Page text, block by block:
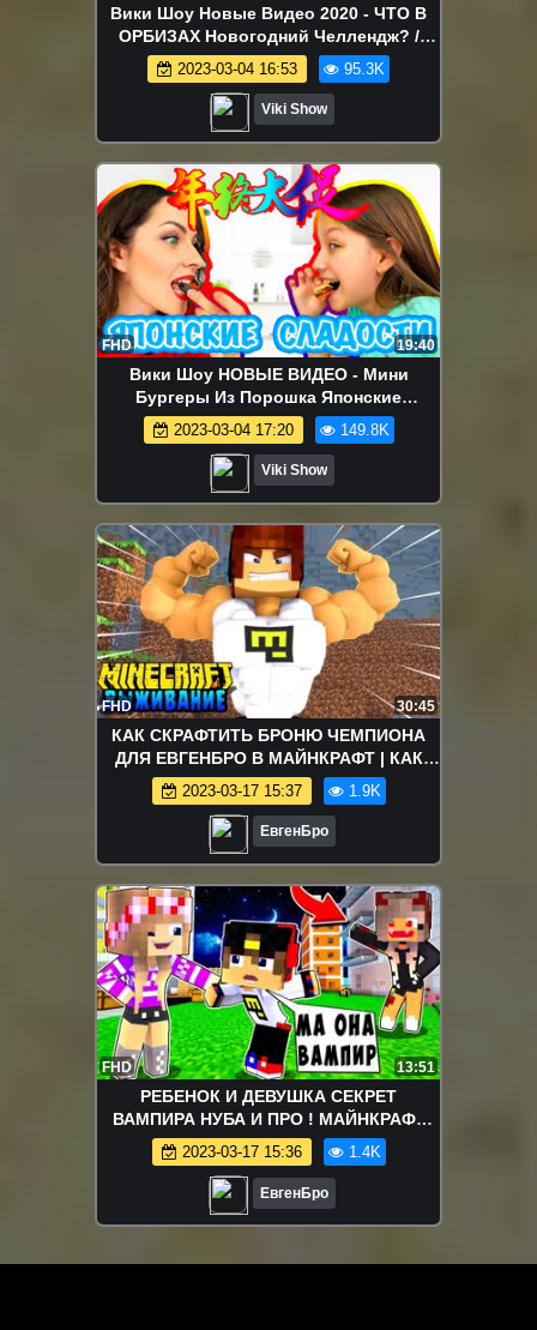
Вики Шоу Новые Видео 2020 - ЧТО В
ОРБИЗАХ Новогодний Челлендж? /
Вики Шоу
2023-03-04 16:53 95.3K
Viki Show
FHD 19:40
Вики Шоу НОВЫЕ ВИДЕО - Мини
Бургеры Из Порошка Японские
Вкусняшки Против Настоящей Еды /
Вики Шоу
2023-03-04 17:20 149.8K
Viki Show
FHD 30:45
КАК СКРАФТИТЬ БРОНЮ ЧЕМПИОНА
ДЛЯ ЕВГЕНБРО В МАЙНКРАФТ | КАК
ПОЛУЧИТЬ СЕКРЕТНЫЕ ДОСПЕХИ В
MINECRAFT
2023-03-17 15:37 1.9K
ЕвгенБро
FHD 13:51
РЕБЕНОК И ДЕВУШКА СЕКРЕТ
ВАМПИРА НУБА И ПРО ! МАЙНКРАФТ
ВЫЖИВАНИЕ БОМЖА ВИДЕО
ТРОЛЛИНГ MINECRAFT
2023-03-17 15:36 1.4K
ЕвгенБро